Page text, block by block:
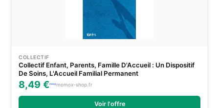
COLLECTIF
Collectif Enfant, Parents, Famille D'Accueil : Un Dispositif
De Soins, L'Accueil Familial Permanent
8,49 € momox-shop.fr
Voir l'offre